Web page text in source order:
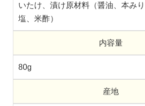
いたけ、漬け原材料（醤油、本み
塩、米酢）
内容量
80g
産地